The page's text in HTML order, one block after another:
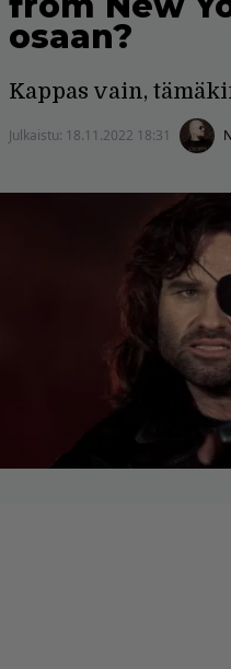
osaan?
Kappas vain,
Julkaistu: 18.11.2022 18:31